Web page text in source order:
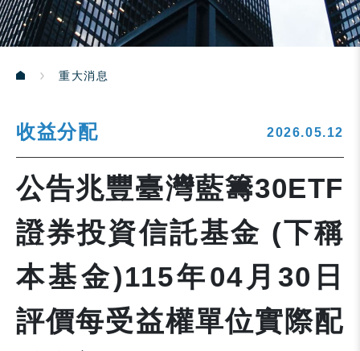
重大消息
收益分配 2026.05.12
公告兆豐臺灣藍籌30ETF
證券投資信託基金 (下稱
本基金)115年04月30日
評價每受益權單位實際配